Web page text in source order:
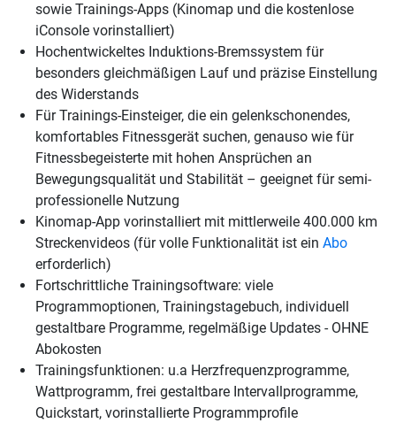
sowie Trainings-Apps (Kinomap und die kostenlose
iConsole vorinstalliert)
Hochentwickeltes Induktions-Bremssystem für
besonders gleichmäßigen Lauf und präzise Einstellung
des Widerstands
Für Trainings-Einsteiger, die ein gelenkschonendes,
komfortables Fitnessgerät suchen, genauso wie für
Fitnessbegeisterte mit hohen Ansprüchen an
Bewegungsqualität und Stabilität – geeignet für semi-
professionelle Nutzung
Kinomap-App vorinstalliert mit mittlerweile 400.000 km
Streckenvideos (für volle Funktionalität ist ein Abo
erforderlich)
Fortschrittliche Trainingsoftware: viele
Programmoptionen, Trainingstagebuch, individuell
gestaltbare Programme, regelmäßige Updates - OHNE
Abokosten
Trainingsfunktionen: u.a Herzfrequenzprogramme,
Wattprogramm, frei gestaltbare Intervallprogramme,
Quickstart, vorinstallierte Programmprofile